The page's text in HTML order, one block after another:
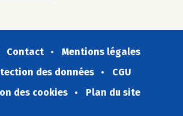
Contact
Mentions légales
des données
CGU
des cookies
Plan du site